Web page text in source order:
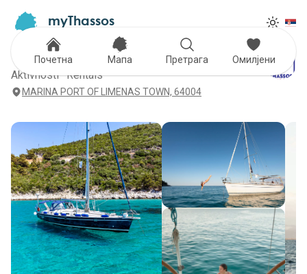
myThassos
Thassos Sailing
Aktivnosti · Rentals
MARINA PORT OF LIMENAS TOWN, 64004
Почетна Мапа Претрага Омилјени